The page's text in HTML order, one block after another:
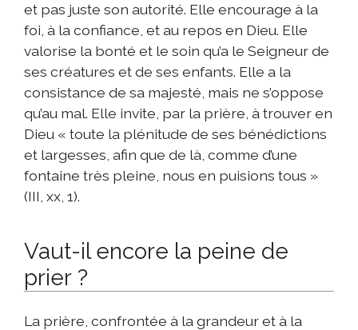
et pas juste son autorité. Elle encourage à la
foi, à la confiance, et au repos en Dieu. Elle
valorise la bonté et le soin qu’a le Seigneur de
ses créatures et de ses enfants. Elle a la
consistance de sa majesté, mais ne s’oppose
qu’au mal. Elle invite, par la prière, à trouver en
Dieu « toute la plénitude de ses bénédictions
et largesses, afin que de là, comme d’une
fontaine très pleine, nous en puisions tous »
(III, xx, 1).
Vaut-il encore la peine de
prier ?
La prière, confrontée à la grandeur et à la